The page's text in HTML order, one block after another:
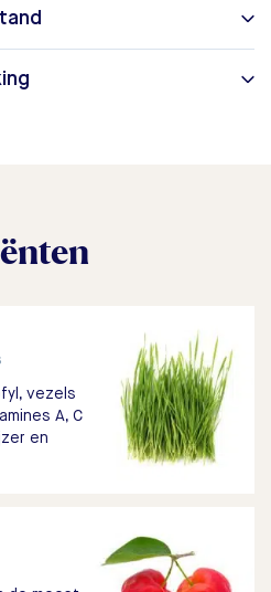
vezels
A, C
en